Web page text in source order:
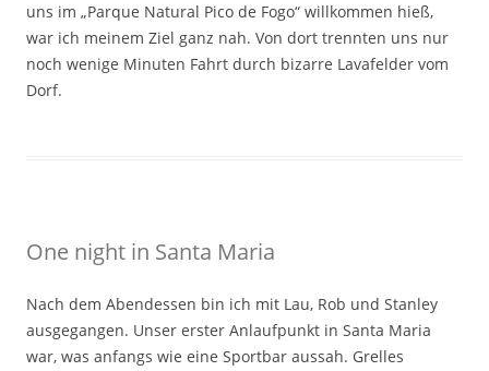
uns im „Parque Natural Pico de Fogo“ willkommen hieß,
war ich meinem Ziel ganz nah. Von dort trennten uns nur
noch wenige Minuten Fahrt durch bizarre Lavafelder vom
Dorf.
One night in Santa Maria
Nach dem Abendessen bin ich mit Lau, Rob und Stanley
ausgegangen. Unser erster Anlaufpunkt in Santa Maria
war, was anfangs wie eine Sportbar aussah. Grelles